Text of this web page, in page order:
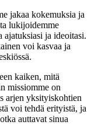
jakaa kokemuksia ja
lukijoidemme
ajatuksiasi ja ideoitasi.
voi kasvaa ja
kaiken, mitä
missiomme on
arjen yksityiskohtien
voi tehdä erityistä, ja
auttavat sinua